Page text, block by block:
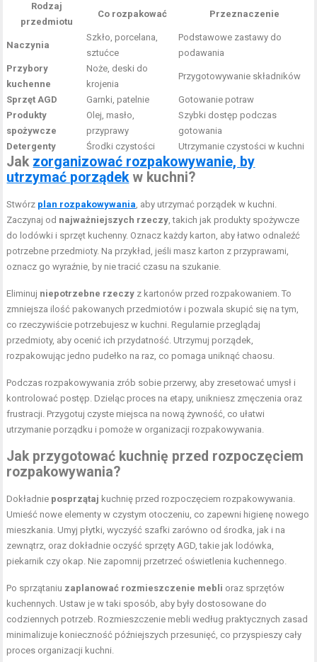
Rodzaj
przedmiotu
Co rozpakować Przeznaczenie
Naczynia
Szkło, porcelana,
sztućce
Podstawowe zastawy do
podawania
Przybory
kuchenne
Noże, deski do
krojenia
Przygotowywanie składników
Sprzęt AGD Garnki, patelnie
Gotowanie potraw
Produkty
spożywcze
Olej, masło,
przyprawy
Szybki dostęp podczas
gotowania
Detergenty
Środki czystości Utrzymanie czystości w kuchni
Jak zorganizować rozpakowywanie, by
utrzymać porządekw kuchni?
Stwórz plan rozpakowywania, aby utrzymać porządek w kuchni.
Zaczynaj od najważniejszych rzeczy, takich jak produkty spożywcze
do lodówki i sprzęt kuchenny. Oznacz każdy karton, aby łatwo odnaleźć
potrzebne przedmioty. Na przykład, jeśli masz karton z przyprawami,
oznacz go wyraźnie, by nie tracić czasu na szukanie.
Eliminuj niepotrzebne rzeczy z kartonów przed rozpakowaniem. To
zmniejsza ilość pakowanych przedmiotów i pozwala skupić się na tym,
co rzeczywiście potrzebujesz w kuchni. Regularnie przeglądaj
przedmioty, aby ocenić ich przydatność. Utrzymuj porządek,
rozpakowując jedno pudełko na raz, co pomaga uniknąć chaosu.
Podczas rozpakowywania zrób sobie przerwy, aby zresetować umysł i
kontrolować postęp. Dzieląc proces na etapy, unikniesz zmęczenia oraz
frustracji. Przygotuj czyste miejsca na nową żywność, co ułatwi
utrzymanie porządku i pomoże w organizacji rozpakowywania.
Jak przygotować kuchnię przed rozpoczęciem
rozpakowywania?
Dokładnie posprzątaj kuchnię przed rozpoczęciem rozpakowywania.
Umieść nowe elementy w czystym otoczeniu, co zapewni higienę nowego
mieszkania. Umyj płytki, wyczyść szafki zarówno od środka, jak i na
zewnątrz, oraz dokładnie oczyść sprzęty AGD, takie jak lodówka,
piekarnik czy okap. Nie zapomnij przetrzeć oświetlenia kuchennego.
Po sprzątaniu zaplanować rozmieszczenie mebli oraz sprzętów
kuchennych. Ustaw je w taki sposób, aby były dostosowane do
codziennych potrzeb. Rozmieszczenie mebli według praktycznych zasad
minimalizuje konieczność późniejszych przesunięć, co przyspieszy cały
proces organizacji kuchni.